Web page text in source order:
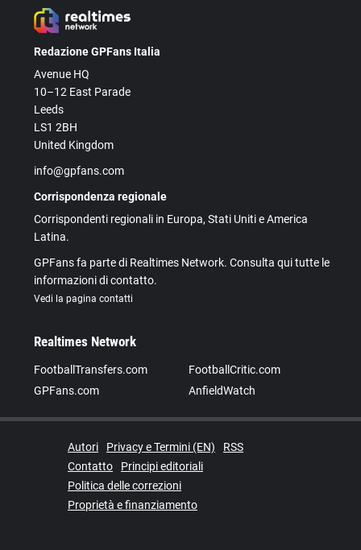
Redazione GPFans Italia
Avenue HQ
10–12 East Parade
Leeds
LS1 2BH
United Kingdom
info@gpfans.com
Corrispondenza regionale
Corrispondenti regionali in Europa, Stati Uniti e America
Latina.
GPFans fa parte di Realtimes Network. Consulta qui tutte le
informazioni di contatto.
Vedi la pagina contatti
Realtimes Network
FootballTransfers.com
FootballCritic.com
GPFans.com
AnfieldWatch
Autori Privacy e Termini (EN)
RSS
Contatto
Principi editoriali
Politica delle correzioni
Proprietà e finanziamento